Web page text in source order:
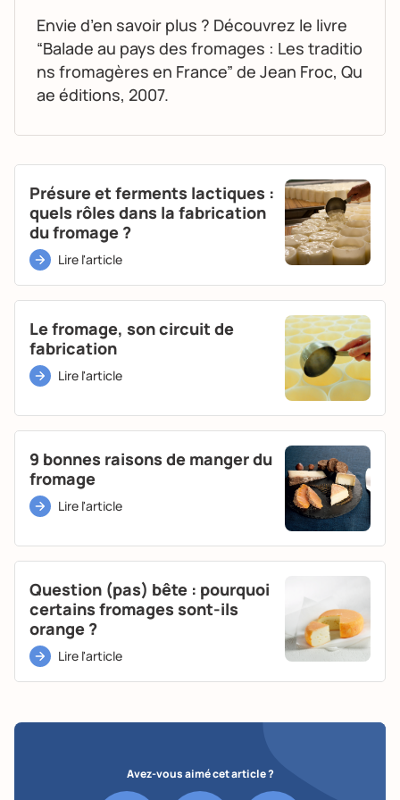
Envie d’en savoir plus ? Découvrez le livre
“Balade au pays des fromages : Les traditio
ns fromagères en France” de Jean Froc, Qu
ae éditions, 2007.
Présure et ferments lactiques :
quels rôles dans la fabrication
du fromage ?
Lire l'article
Le fromage, son circuit de
fabrication
Lire l'article
9 bonnes raisons de manger du
fromage
Lire l'article
Question (pas) bête : pourquoi
certains fromages sont-ils
orange ?
Lire l'article
Avez-vous aimé cet article ?